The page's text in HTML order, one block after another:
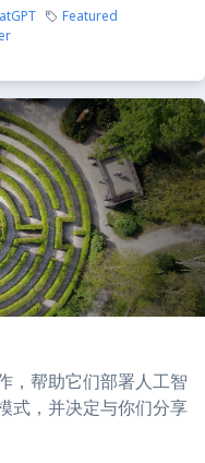
Featured
，帮助它们部署人工智
式，并决定与你们分享